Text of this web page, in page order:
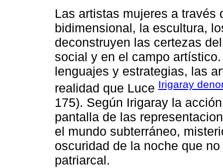
Las artistas mujeres a
bidimensional, la escultura,
deconstruyen las certezas
social y en el campo
lenguajes y estrategias, las
realidad que Luce Irigaray
175). Según Irigaray la
pantalla de las
el mundo subterráneo,
oscuridad de la noche que
patriarcal.